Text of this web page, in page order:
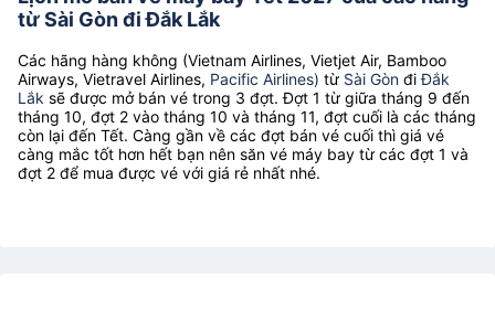
từ Sài Gòn đi Đắk Lắk
Các hãng hàng không (Vietnam Airlines, Vietjet Air, Bamboo
Airways, Vietravel Airlines, Pacific Airlines) từ Sài Gòn điĐắk
Lắk sẽ được mở bán vé trong 3 đợt. Đợt 1 từ giữa tháng 9 đến
tháng 10, đợt 2 vào tháng 10 và tháng 11, đợt cuối là các tháng
còn lại đến Tết. Càng gần về các đợt bán vé cuối thì giá vé
càng mắc tốt hơn hết bạn nên săn vé máy bay từ các đợt 1 và
đợt 2 để mua được vé với giá rẻ nhất nhé.